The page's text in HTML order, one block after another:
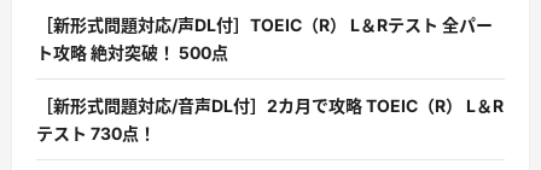
［新形式問題対応/声DL付］TOEIC（R） L＆Rテスト 全パー
ト攻略 絶対突破！ 500点
［新形式問題対応/音声DL付］2カ月で攻略 TOEIC（R） L＆R
テスト 730点！